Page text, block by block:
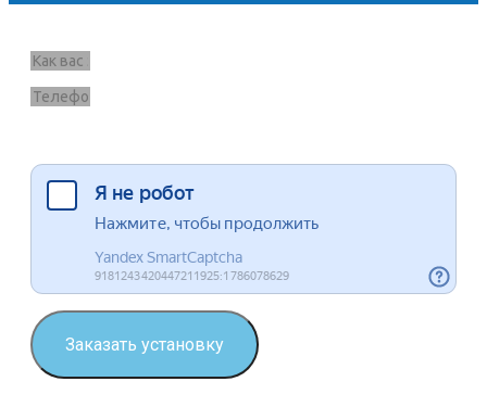
Заказать установку